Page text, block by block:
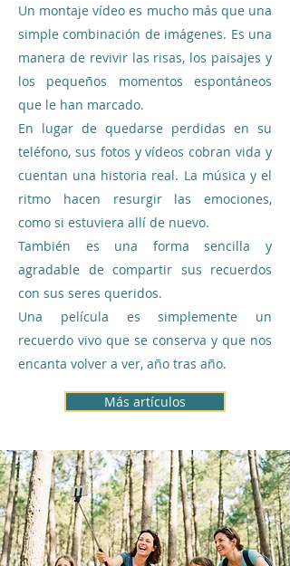
Un montaje vídeo es mucho más que una
simple combinación de imágenes. Es una
manera de revivir las risas, los paisajes y
los pequeños momentos espontáneos
que le han marcado.
En lugar de quedarse perdidas en su
teléfono, sus fotos y vídeos cobran vida y
cuentan una historia real. La música y el
ritmo hacen resurgir las emociones,
como si estuviera allí de nuevo.
También es una forma sencilla y
agradable de compartir sus recuerdos
con sus seres queridos.
Una película es simplemente un
recuerdo vivo que se conserva y que nos
encanta volver a ver, año tras año.
Más artículos